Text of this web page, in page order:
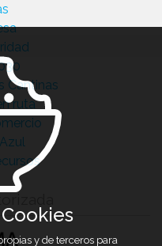
Cantinas
ruta
y de terceros para